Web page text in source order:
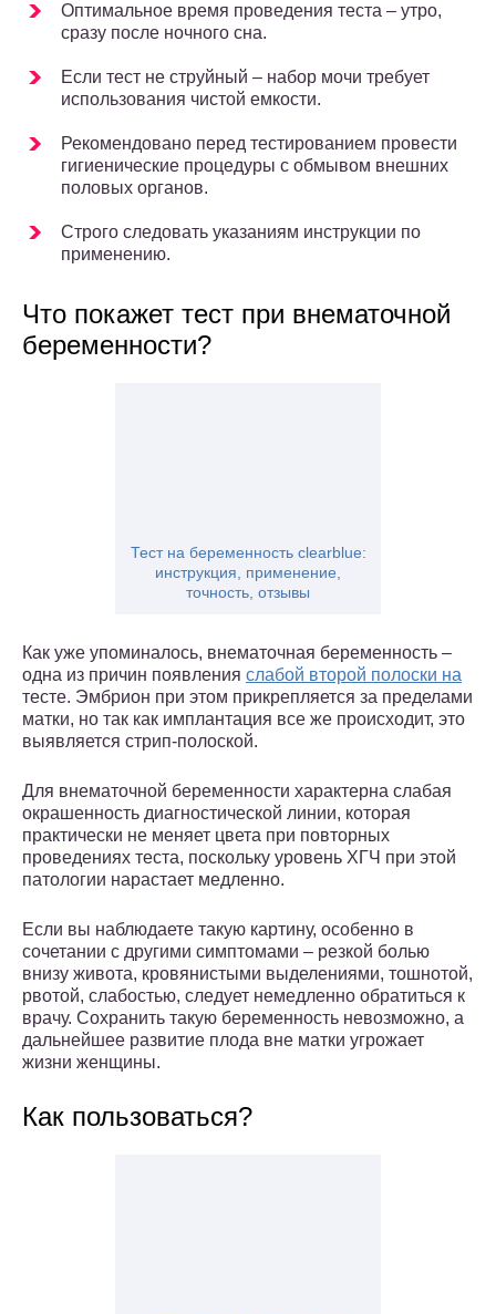
Оптимальное время проведения теста – утро,
сразу после ночного сна.
Если тест не струйный – набор мочи требует
использования чистой емкости.
Рекомендовано перед тестированием провести
гигиенические процедуры с обмывом внешних
половых органов.
Строго следовать указаниям инструкции по
применению.
Что покажет тест при внематочной
беременности?
Тест на беременность clearblue:
инструкция, применение,
точность, отзывы
Как уже упоминалось, внематочная беременность –
одна из причин появления слабой второй полоски на
тесте. Эмбрион при этом прикрепляется за пределами
матки, но так как имплантация все же происходит, это
выявляется стрип-полоской.
Для внематочной беременности характерна слабая
окрашенность диагностической линии, которая
практически не меняет цвета при повторных
проведениях теста, поскольку уровень ХГЧ при этой
патологии нарастает медленно.
Если вы наблюдаете такую картину, особенно в
сочетании с другими симптомами – резкой болью
внизу живота, кровянистыми выделениями, тошнотой,
рвотой, слабостью, следует немедленно обратиться к
врачу. Сохранить такую беременность невозможно, а
дальнейшее развитие плода вне матки угрожает
жизни женщины.
Как пользоваться?